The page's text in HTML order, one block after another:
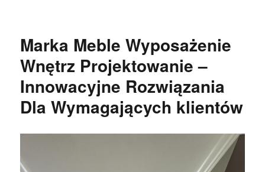
Marka Meble Wyposażenie
Wnętrz Projektowanie –
Innowacyjne Rozwiązania
Dla Wymagających klientów